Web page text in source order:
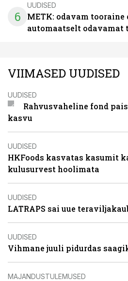
6
UUDISED
METK: odavam tooraine
automaatselt odavamat
VIIMASED UUDISED
UUDISED
Rahvusvaheline fond
kasvu
UUDISED
HKFoods kasvatas kasumit
kulusurvest hoolimata
UUDISED
LATRAPS sai uue
UUDISED
Vihmane juuli pidurdas
MAJANDUSTULEMUSED